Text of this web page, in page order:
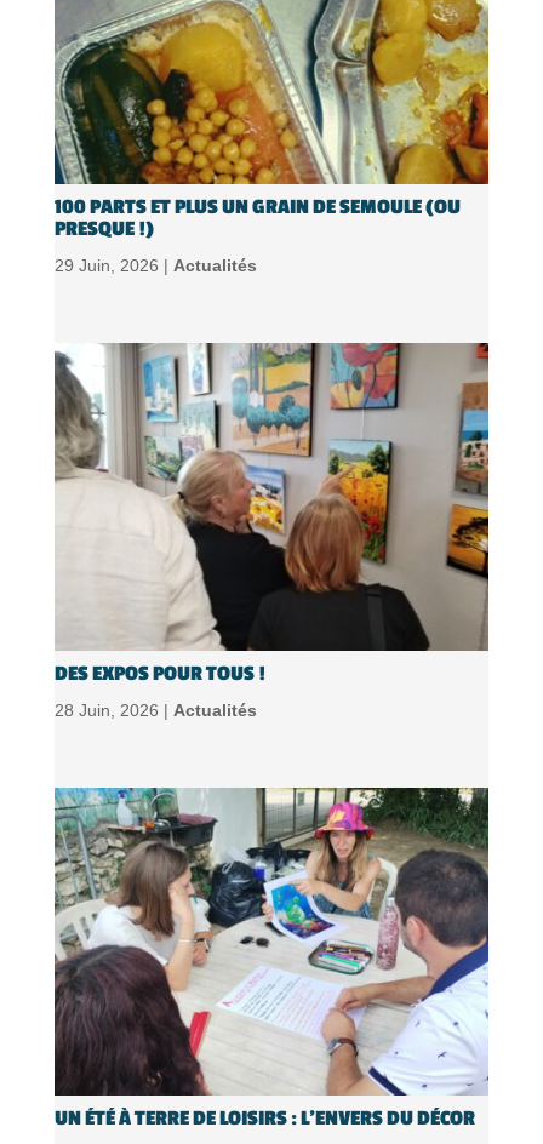
100 PARTS ET PLUS UN GRAIN DE SEMOULE (OU
PRESQUE !)
29 Juin, 2026 | Actualités
DES EXPOS POUR TOUS !
28 Juin, 2026 | Actualités
UN ÉTÉ À TERRE DE LOISIRS : L’ENVERS DU DÉCOR